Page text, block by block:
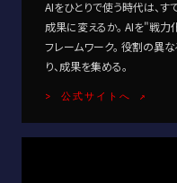
AIをひとりで使う時代は、す
成果に変えるか。 AIを"戦
フレームワーク。 役割の異
り、成果を集める。
> 公式サイトへ ↗